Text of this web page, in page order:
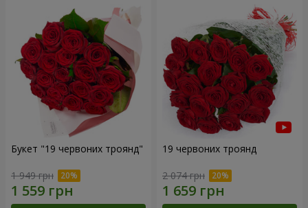
Букет "19 червоних троянд"
1 949 грн
19 червоних троянд
2 074 грн